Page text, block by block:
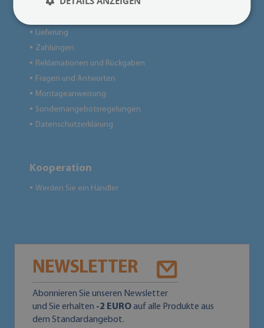
Das Recht zum Rücktritt vom Vertrag
● Lieferung
● Zahlungen
● Reklamationen und Rückgaben
● Fragen und Antworten
● Montageanweisung
● Sondernangebotsregelungen
● Datenschutzerklärung
Kooperation
● Werden Sie ein Händler
NEWSLETTER
Abonnieren Sie unseren Newsletter
und Sie erhalten -2 EUROauf alle Produkte aus
dem Standardangebot.